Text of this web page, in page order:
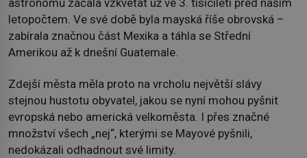
letopočtem. Ve své době byla mayská říše obrovská –
zabírala značnou část Mexika a táhla se Střední
Amerikou až k dnešní Guatemale.
Zdejší města měla proto na vrcholu největší slávy
stejnou hustotu obyvatel, jakou se nyní mohou pyšnit
evropská nebo americká velkoměsta. I přes značné
množství všech „nej“, kterými se Mayové pyšnili,
nedokázali odhadnout své limity.